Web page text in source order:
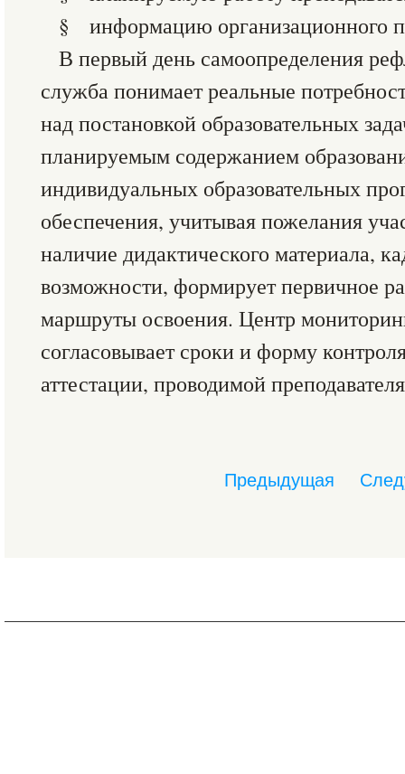
§ информацию организационного
В первый день самоопределения
служба понимает реальные
над постановкой образовательных
планируемым содержанием
индивидуальных образовательных
обеспечения, учитывая пожелания
наличие дидактического материала,
возможности, формирует первичное
маршруты освоения. Центр
согласовывает сроки и форму
аттестации, проводимой
Предыдущая